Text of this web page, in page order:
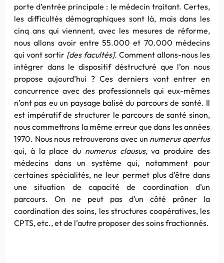
porte d’entrée principale : le médecin traitant. Certes,
les difficultés démographiques sont là, mais dans les
cinq ans qui viennent, avec les mesures de réforme,
nous allons avoir entre 55.000 et 70.000 médecins
qui vont sortir [des facultés]. Comment allons-nous les
intégrer dans le dispositif déstructuré que l’on nous
propose aujourd’hui ? Ces derniers vont entrer en
concurrence avec des professionnels qui eux-mêmes
n’ont pas eu un paysage balisé du parcours de santé. Il
est impératif de structurer le parcours de santé sinon,
nous commettrons la même erreur que dans les années
1970. Nous nous retrouverons avec un numerus apertus
qui, à la place du numerus clausus,va produire des
médecins dans un système qui, notamment pour
certaines spécialités, ne leur permet plus d’être dans
une situation de capacité de coordination d’un
parcours. On ne peut pas d’un côté prôner la
coordination des soins, les structures coopératives, les
CPTS, etc., et de l’autre proposer des soins fractionnés.